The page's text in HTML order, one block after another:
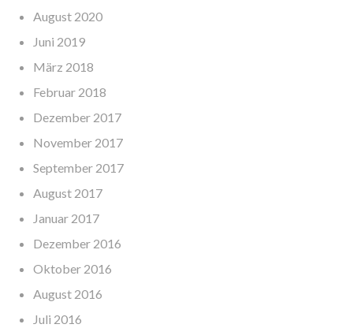
August 2020
Juni 2019
März 2018
Februar 2018
Dezember 2017
November 2017
September 2017
August 2017
Januar 2017
Dezember 2016
Oktober 2016
August 2016
Juli 2016